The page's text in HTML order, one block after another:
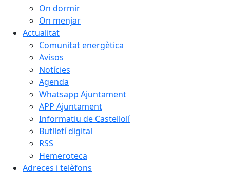
On dormir
On menjar
Actualitat
Comunitat energètica
Avisos
Notícies
Agenda
Whatsapp Ajuntament
APP Ajuntament
Informatiu de Castellolí
Butlletí digital
RSS
Hemeroteca
Adreces i telèfons